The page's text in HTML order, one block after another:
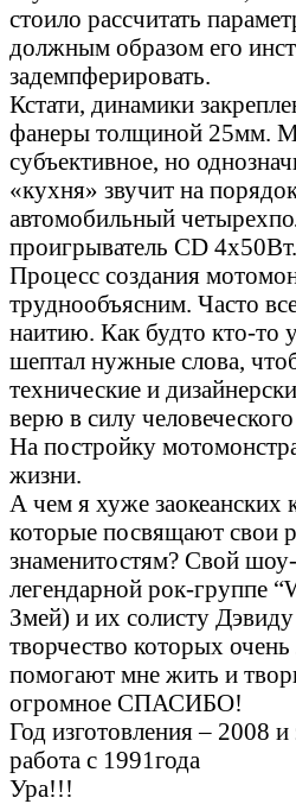
стоило рассчитать
должным образом его
задемпферировать.
Кстати, динамики
фанеры толщиной 25мм.
субъективное, но
«кухня» звучит на
автомобильный
проигрыватель CD 4x50Вт.
Процесс создания
труднообъясним. Часто
наитию. Как будто кто-то
шептал нужные слова,
технические и
верю в силу
На постройку
жизни.
А чем я хуже заокеанских
которые посвящают свои
знаменитостям? Свой
легендарной рок-группе
Змей) и их солисту
творчество которых
помогают мне жить и
огромное СПАСИБО!
Год изготовления – 2008
работа с 1991года
Ура!!!